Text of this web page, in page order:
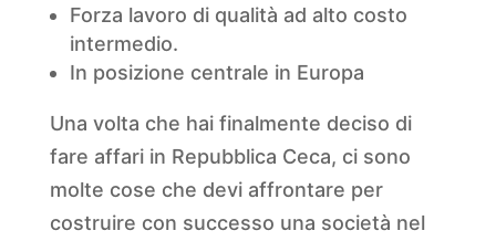
Forza lavoro di qualità ad alto costo
intermedio.
In posizione centrale in Europa
Una volta che hai finalmente deciso di
fare affari in Repubblica Ceca, ci sono
molte cose che devi affrontare per
costruire con successo una società nel